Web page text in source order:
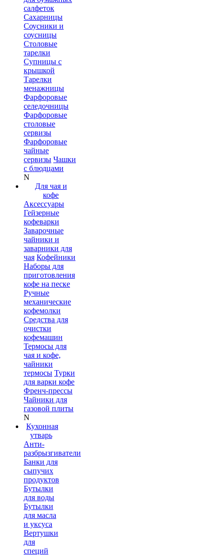
салфеток
Сахарницы
Соусники и
соусницы
Столовые
тарелки
Супницы с
крышкой
Тарелки
менажницы
Фарфоровые
селедочницы
Фарфоровые
столовые
сервизы
Фарфоровые
чайные
сервизы Чашки
с блюдцами
N
Для чая и
кофе
Аксессуары
Гейзерные
кофеварки
Заварочные
чайники и
заварники для
чая Кофейники
Наборы для
приготовления
кофе на песке
Ручные
механические
кофемолки
Средства для
очистки
кофемашин
Термосы для
чая и кофе,
чайники
термосы Турки
для варки кофе
Френч-прессы
Чайники для
газовой плиты
N
Кухонная
утварь
Анти-
разбрызгиватели
Банки для
сыпучих
продуктов
Бутылки
для воды
Бутылки
для масла
и уксуса
Вертушки
для
специй